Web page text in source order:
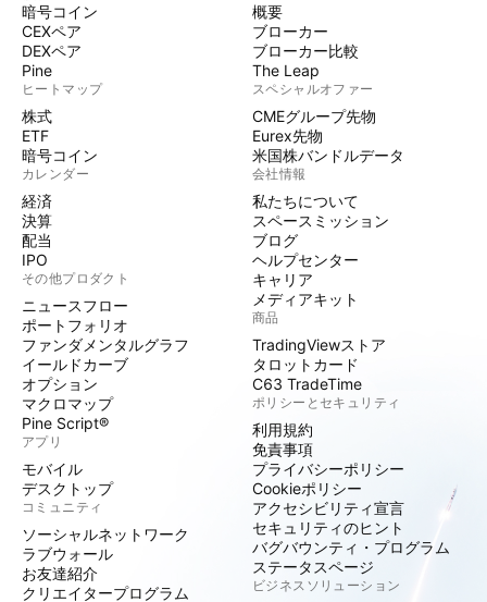
暗号コイン
CEXペア
DEXペア
Pine
ヒートマップ
株式
ETF
暗号コイン
カレンダー
経済
決算
配当
IPO
その他プロダクト
ニュースフロー
ポートフォリオ
ファンダメンタルグラフ
イールドカーブ
オプション
マクロマップ
Pine Script®
アプリ
モバイル
デスクトップ
コミュニティ
ソーシャルネットワーク
ラブウォール
お友達紹介
クリエイタープログラム
概要
ブローカー
ブローカー比較
The Leap
スペシャルオファー
CMEグループ先物
Eurex先物
米国株バンドルデータ
会社情報
私たちについて
スペースミッション
ブログ
ヘルプセンター
キャリア
メディアキット
商品
TradingViewストア
タロットカード
C63 TradeTime
ポリシーとセキュリティ
利用規約
免責事項
プライバシーポリシー
Cookieポリシー
アクセシビリティ宣言
セキュリティのヒント
バグバウンティ・プログラム
ステータスページ
ビジネスソリューション